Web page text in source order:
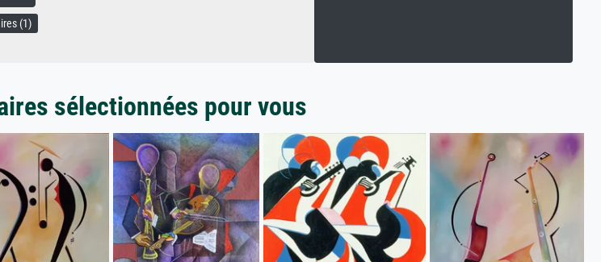
(1)
sélectionnées pour vous